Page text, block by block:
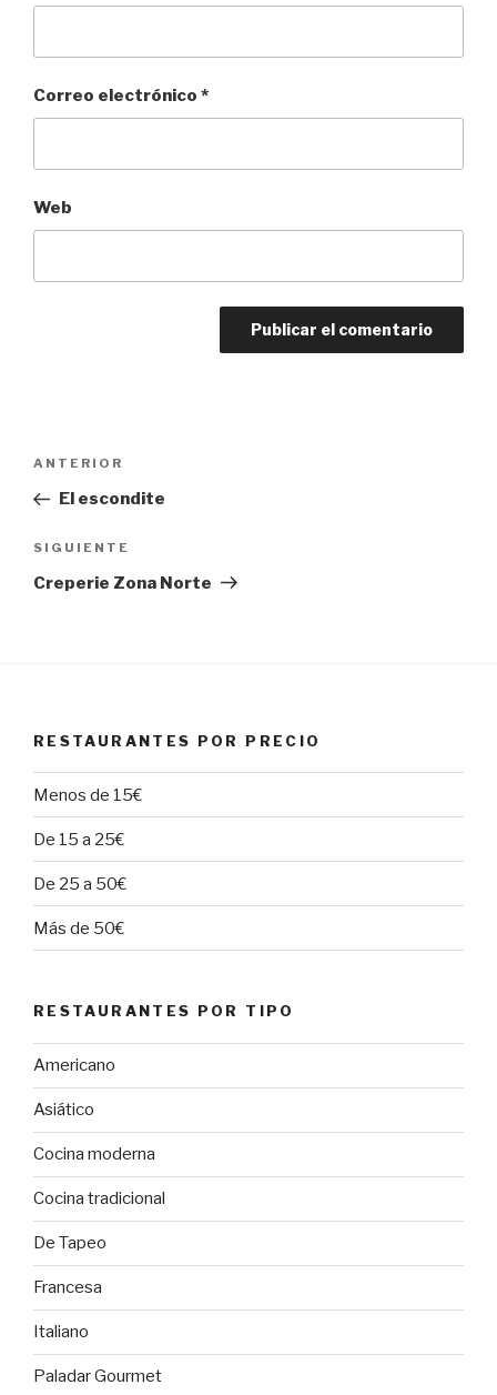
Correo electrónico *
Web
entradas
Entrada
anterior:
ANTERIOR
El escondite
Siguiente
entrada
SIGUIENTE
Creperie Zona Norte
RESTAURANTES POR PRECIO
Menos de 15€
De 15 a 25€
De 25 a 50€
Más de 50€
RESTAURANTES POR TIPO
Americano
Asiático
Cocina moderna
Cocina tradicional
De Tapeo
Francesa
Italiano
Paladar Gourmet